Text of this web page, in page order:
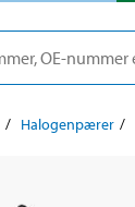
Halogenpærer